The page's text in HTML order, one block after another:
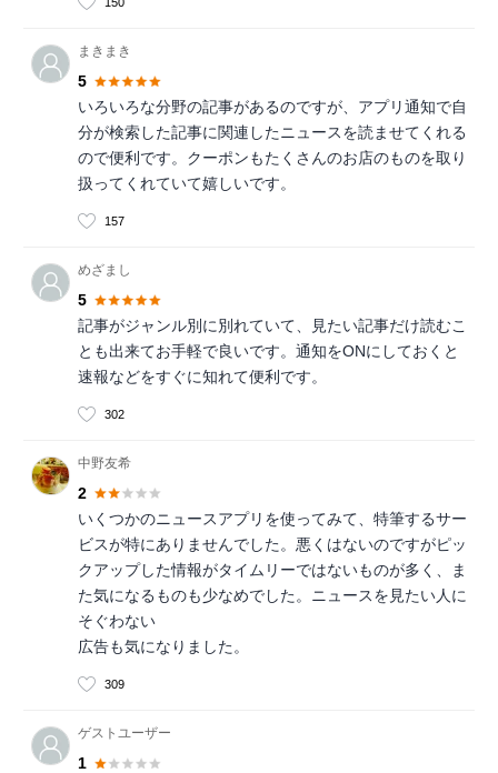
まきまき
5
いろいろな分野の記事があるのですが、アプリ通知で自
分が検索した記事に関連したニュースを読ませてくれる
ので便利です。クーポンもたくさんのお店のものを取り
扱ってくれていて嬉しいです。
157
めざまし
5
記事がジャンル別に別れていて、見たい記事だけ読むこ
とも出来てお手軽で良いです。通知をONにしておくと
速報などをすぐに知れて便利です。
302
中野友希
2
いくつかのニュースアプリを使ってみて、特筆するサー
ビスが特にありませんでした。悪くはないのですがピッ
クアップした情報がタイムリーではないものが多く、ま
た気になるものも少なめでした。ニュースを見たい人に
そぐわない
広告も気になりました。
309
ゲストユーザー
1